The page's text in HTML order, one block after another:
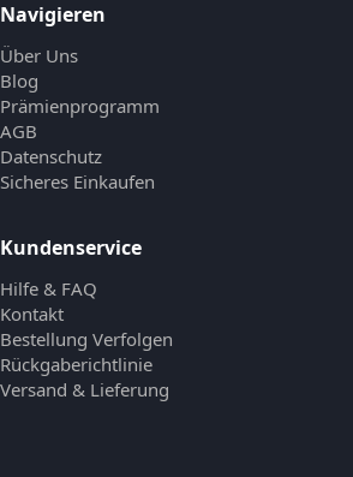
Navigieren
Über Uns
Blog
Prämienprogramm
AGB
Datenschutz
Sicheres Einkaufen
Kundenservice
Hilfe & FAQ
Kontakt
Bestellung Verfolgen
Rückgaberichtlinie
Versand & Lieferung